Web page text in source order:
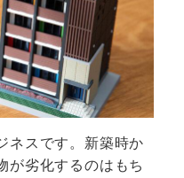
ネスです。新築時か
が劣化するのはもち